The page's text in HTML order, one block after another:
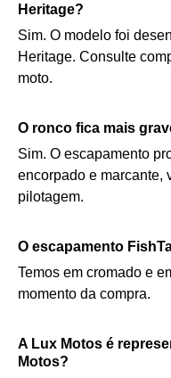
Heritage?
Sim. O modelo foi
Heritage. Consulte
moto.
O ronco fica mais
Sim. O escapamento
encorpado e marcante,
pilotagem.
O escapamento
Temos em cromado e
momento da compra.
A Lux Motos é
Motos?